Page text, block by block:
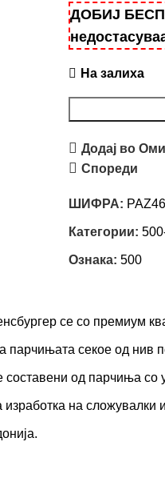
ДОБИЈ
На залиха
Додај во
Спореди
ШИФРА:
Категории:
Ознака: 500
се со премиум
секое од нив
од парчиња со
на сложувалки и